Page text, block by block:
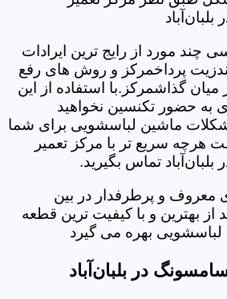
چند مورد از رایج ترین ایرادات
پرداخمرکز و روش های رفع
گذاشمرکز.با استفاده از این
به حضور تکنسین نخواهید
ماشین لباسشویی برای شما
هرچه سریع تر با مرکز تعمیر
تماس بگیرید.
معروف و پرطرفدار در بین
از بهترین و با کیفیت ترین قطعه
بهره می گیرد
در بلبان‌آباد